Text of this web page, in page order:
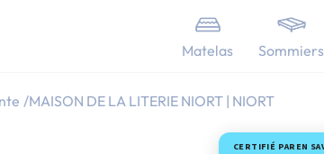
Matelas Sommiers
MAISON DE LA LITERIE NIORT | NIORT